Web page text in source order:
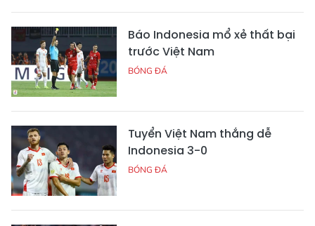
Báo Indonesia mổ xẻ thất bại
trước Việt Nam
BÓNG ĐÁ
Tuyển Việt Nam thắng dễ
Indonesia 3-0
BÓNG ĐÁ